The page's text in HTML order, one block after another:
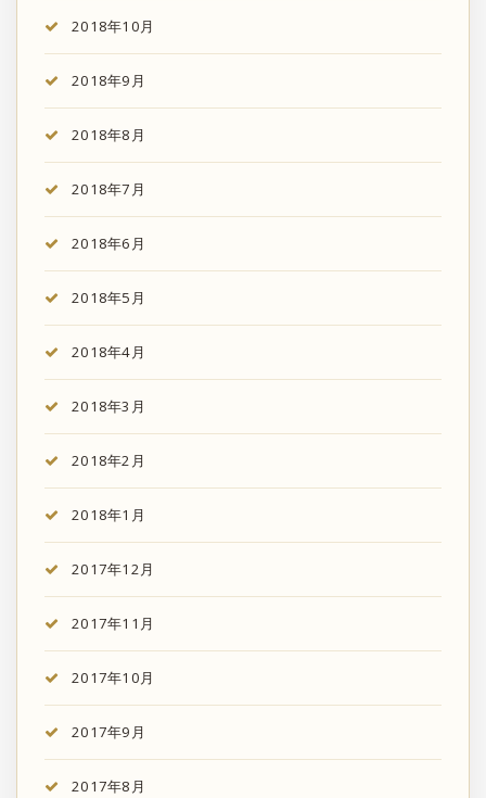
2018年10月
2018年9月
2018年8月
2018年7月
2018年6月
2018年5月
2018年4月
2018年3月
2018年2月
2018年1月
2017年12月
2017年11月
2017年10月
2017年9月
2017年8月